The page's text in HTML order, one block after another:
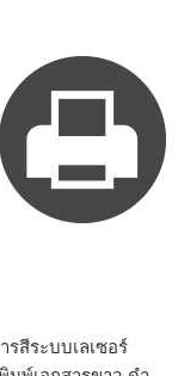
สีระบบเลเซอร์